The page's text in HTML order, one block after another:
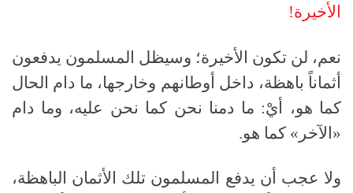
الأخيرة!
نعم، لن تكون الأخيرة؛ وسيظل المسلمون يدفعون
أثماناً باهظة، داخل أوطانهم وخارجها، ما دام الحال
كما هو، أيْ: ما دمنا نحن كما نحن عليه، وما دام
«الآخر» كما هو.
ولا عجب أن يدفع المسلمون تلك الأثمان الباهظة،